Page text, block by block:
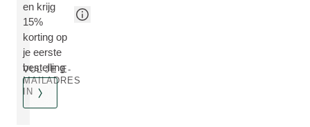
en krijg
15%
korting op
je eerste
bestelling
VUL JE E-
MAILADRES
IN